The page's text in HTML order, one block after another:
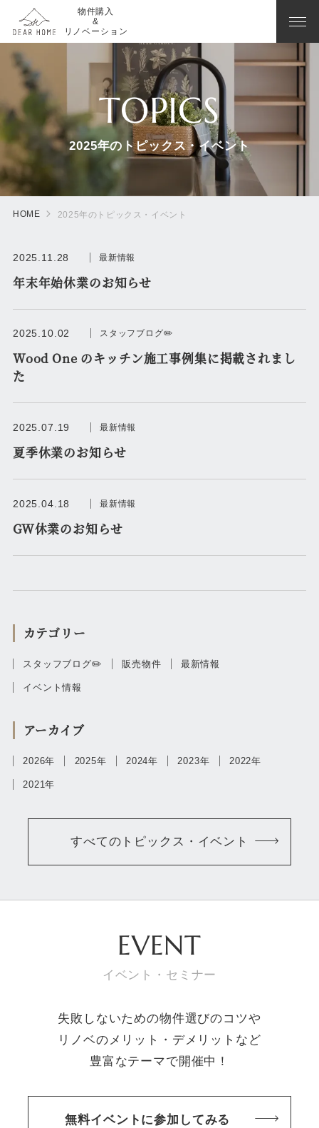
物件購入
&
リノベーション
TOPICS
2025年のトピックス・イベント
HOME 2025年のトピックス・イベント
2025.11.28 最新情報
年末年始休業のお知らせ
2025.10.02 スタッフブログ✏️
Wood One のキッチン施工事例集に掲載されまし
た
2025.07.19 最新情報
夏季休業のお知らせ
2025.04.18 最新情報
GW休業のお知らせ
すべてのトピックス・イベント
カテゴリー
スタッフブログ✏️ 販売物件 最新情報
イベント情報
アーカイブ
2026年 2025年 2024年 2023年 2022年
2021年
EVENT
イベント・セミナー
失敗しないための物件選びのコツや
リノベのメリット・デメリットなど
豊富なテーマで開催中！
無料イベントに参加してみる